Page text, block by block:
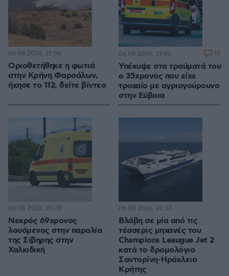
Οριοθετήθηκε η φωτιά
στην Κρήνη Φαρσάλων,
ήχησε το 112, δείτε βίντεο
06.08.2026, 21:06
Υπέκυψε στα τραύματά του
ο 35χρονος που είχε
τροχαίο με αγριογούρουνο
στην Εύβοια
06.08.2026, 21:00 10
Νεκρός 69χρονος
λουόμενος στην παραλία
της Σίβηρης στην
Χαλκιδική
06.08.2026, 20:39
Βλάβη σε μία από τις
τέσσερις μηχανές του
Champions Leaugue Jet 2
κατά το δρομολόγιο
Σαντορίνη-Ηράκλειο
Κρήτης
06.08.2026, 20:37